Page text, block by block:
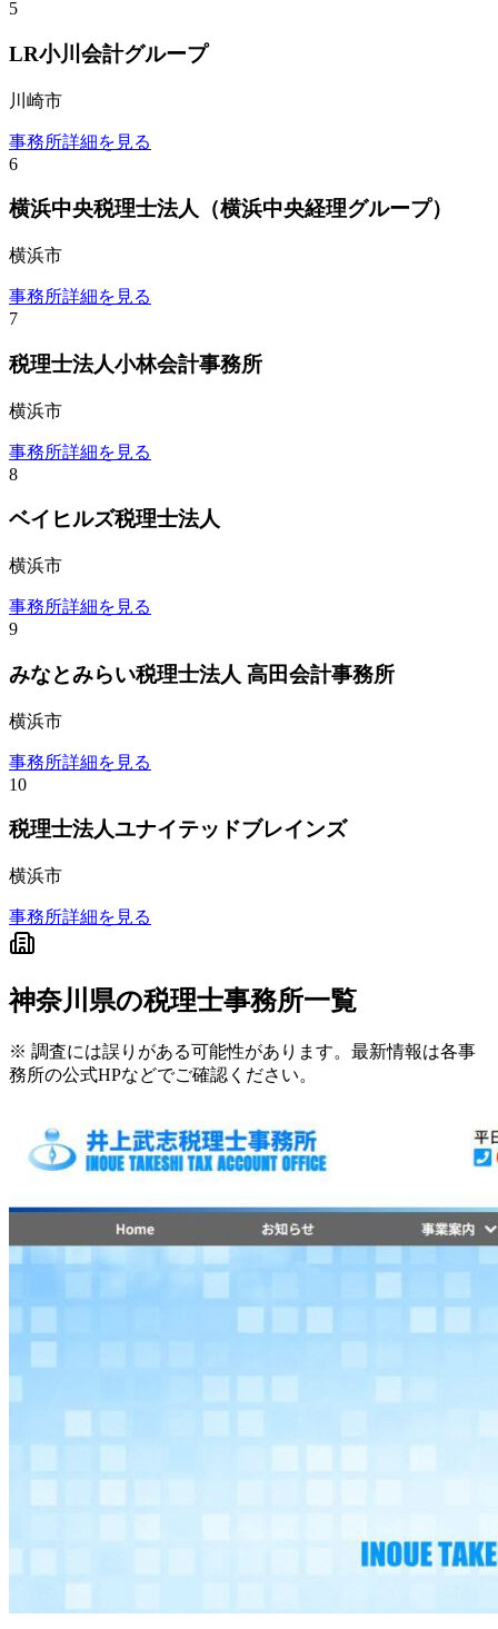
5
LR小川会計グループ
川崎市
事務所詳細を見る
6
横浜中央税理士法人（横浜中央経理グループ）
横浜市
事務所詳細を見る
7
税理士法人小林会計事務所
横浜市
事務所詳細を見る
8
ベイヒルズ税理士法人
横浜市
事務所詳細を見る
9
みなとみらい税理士法人 高田会計事務所
横浜市
事務所詳細を見る
10
税理士法人ユナイテッドブレインズ
横浜市
事務所詳細を見る
神奈川県の税理士事務所一覧
※ 調査には誤りがある可能性があります。最新情報は各事
務所の公式HPなどでご確認ください。